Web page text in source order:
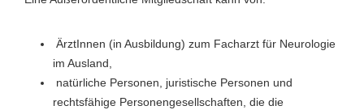
ÄrztInnen (in Ausbildung) zum Facharzt für Neurologie
im Ausland,
natürliche Personen, juristische Personen und
rechtsfähige Personengesellschaften, die die